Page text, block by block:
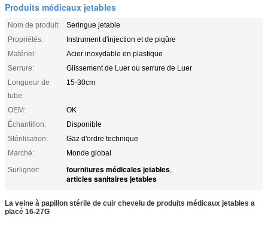
Produits médicaux jetables
Nom de produit:
Seringue jetable
Propriétés:
Instrument d'injection et de piqûre
Matériel:
Acier inoxydable en plastique
Serrure:
Glissement de Luer ou serrure de Luer
Longueur de
tube:
15-30cm
OEM:
OK
Échantillon:
Disponible
Stérilisation:
Gaz d'ordre technique
Marché:
Monde global
Surligner:
fournitures médicales jetables,
articles sanitaires jetables
La veine à papillon stérile de cuir chevelu de produits médicaux jetables a
placé 16-27G